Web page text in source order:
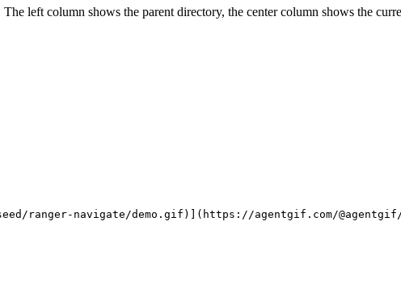
left column shows the parent directory, the center column shows the
ranger-navigate/demo.gif)](https://agentgif.com/